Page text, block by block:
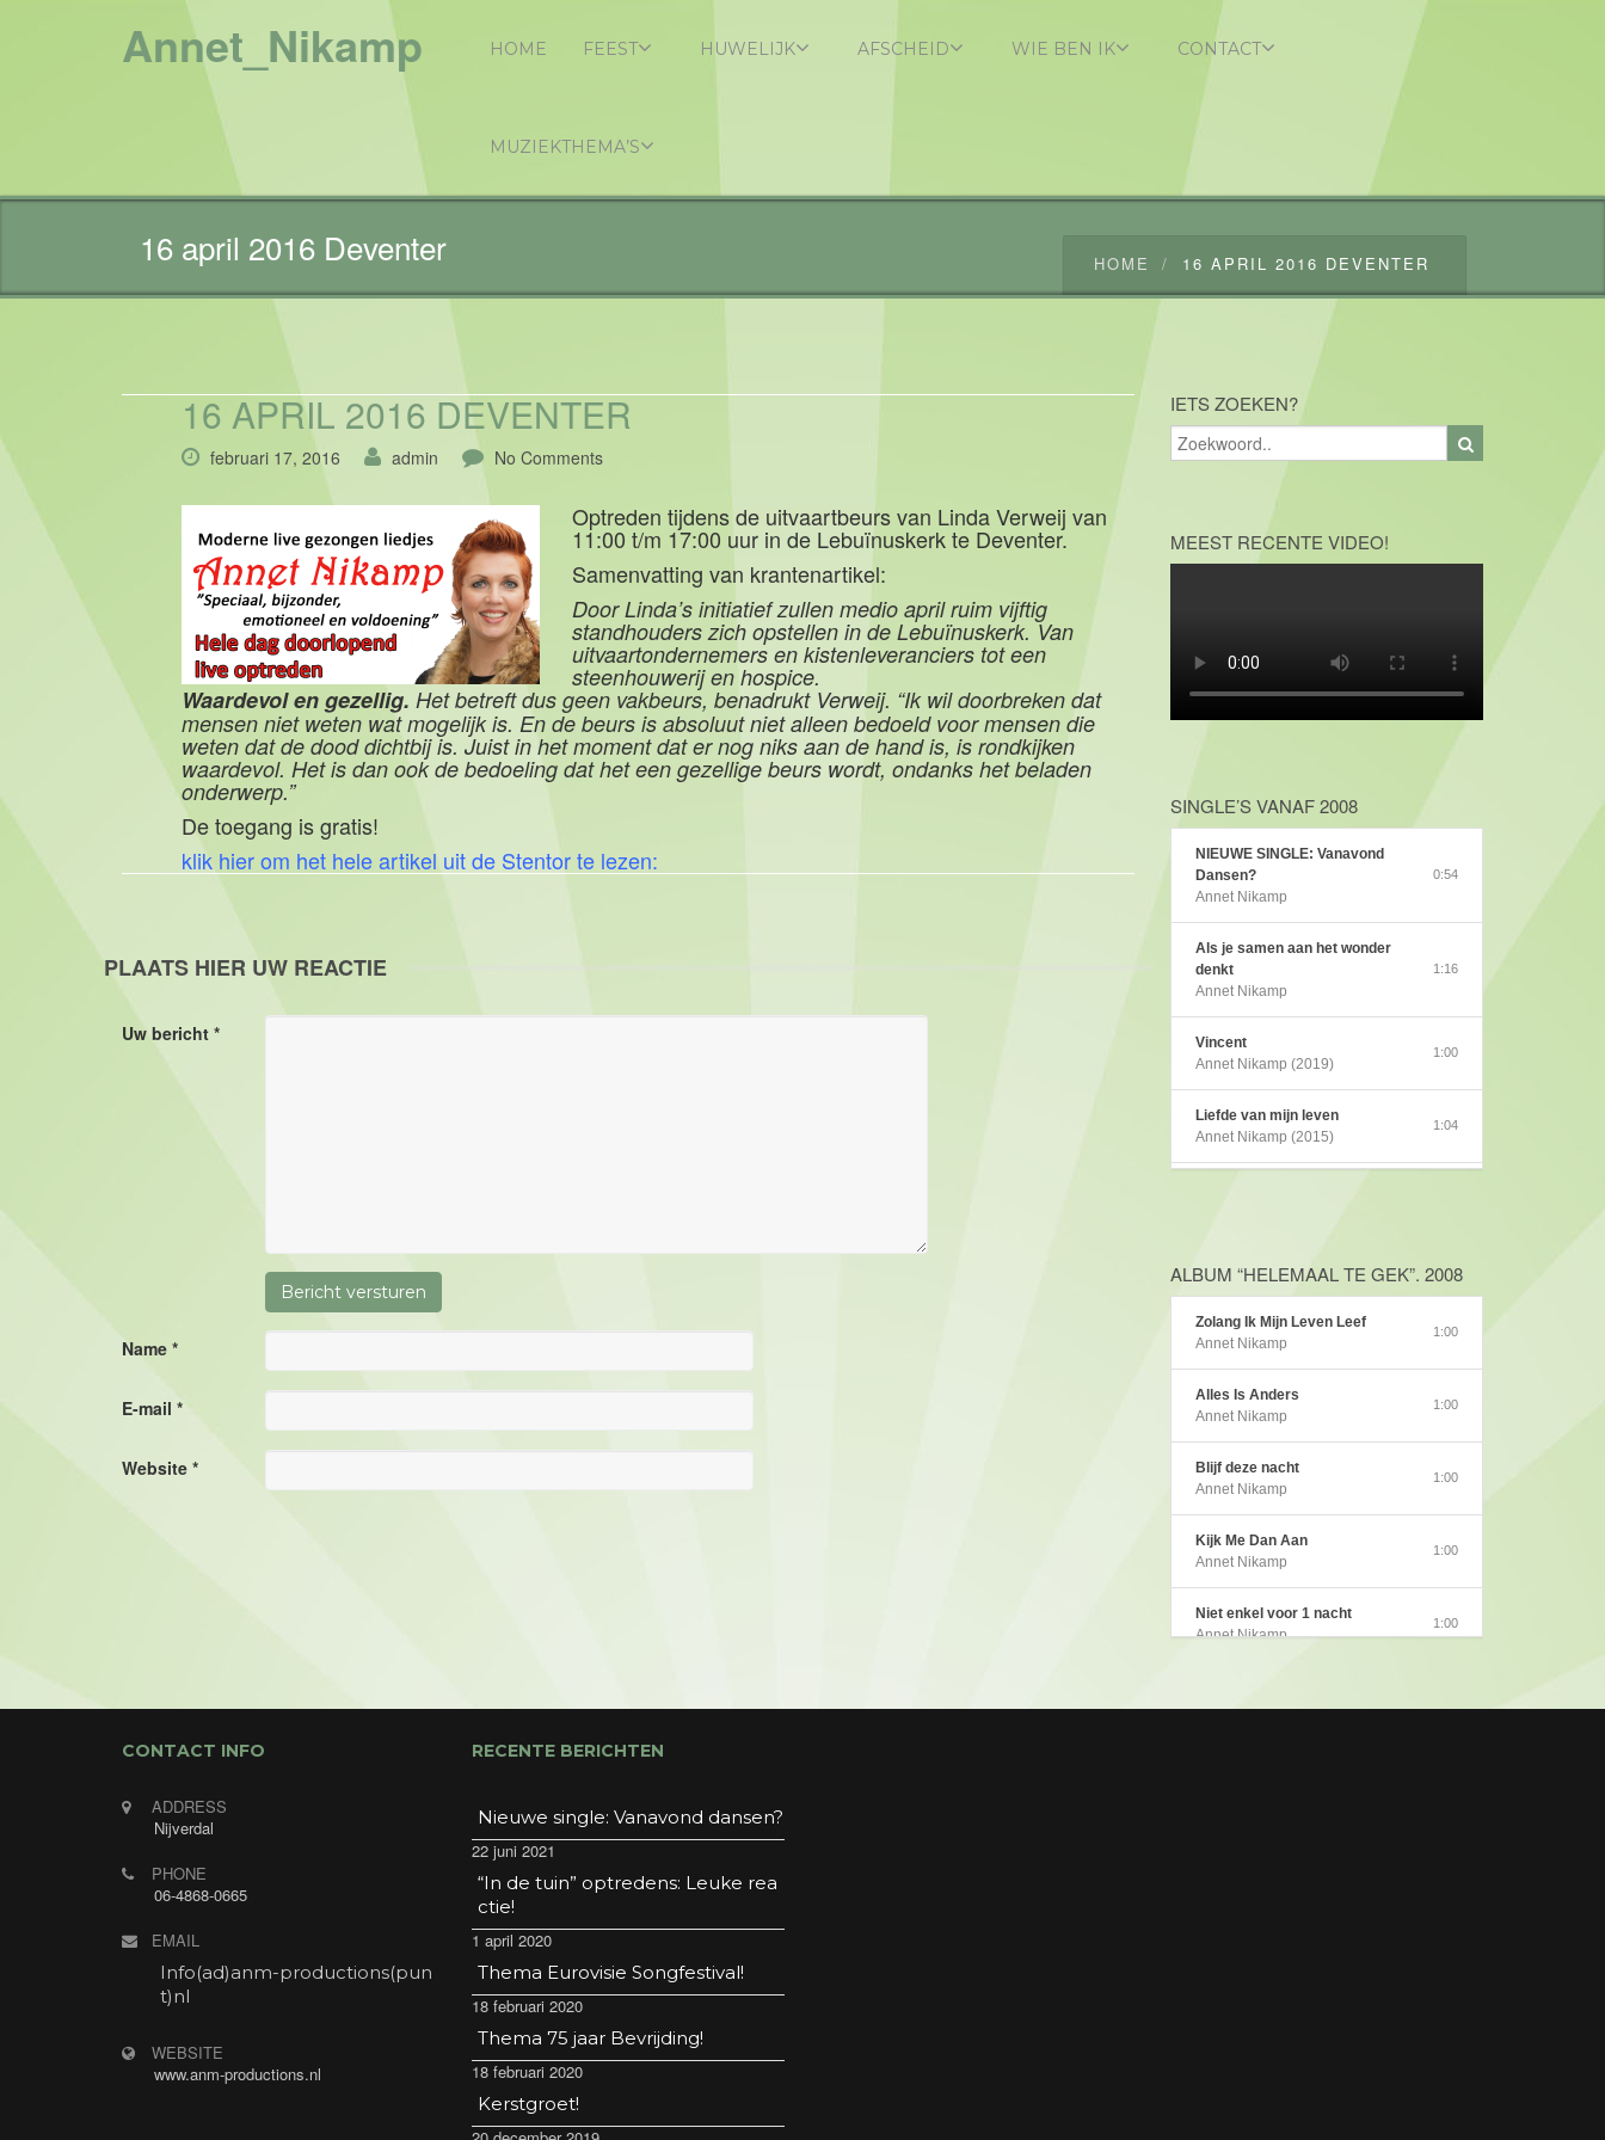
Annet_Nikamp HOME FEEST HUWELIJK AFSCHEID WIE BEN IK CONTACT
MUZIEKTHEMA’S
16 april 2016 Deventer HOME 16 APRIL 2016 DEVENTER
16 APRIL 2016 DEVENTER
februari 17, 2016 admin No Comments
Optreden tijdens de uitvaartbeurs van Linda Verweij van
11:00 t/m 17:00 uur in de Lebuïnuskerk te Deventer.
Samenvatting van krantenartikel:
Door Linda’s initiatief zullen medio april ruim vijftig
standhouders zich opstellen in de Lebuïnuskerk. Van
uitvaartondernemers en kistenleveranciers tot een
steenhouwerij en hospice.
Waardevol en gezellig. Het betreft dus geen vakbeurs, benadrukt Verweij. “Ik wil doorbreken dat
mensen niet weten wat mogelijk is. En de beurs is absoluut niet alleen bedoeld voor mensen die
weten dat de dood dichtbij is. Juist in het moment dat er nog niks aan de hand is, is rondkijken
waardevol. Het is dan ook de bedoeling dat het een gezellige beurs wordt, ondanks het beladen
onderwerp.”
De toegang is gratis!
klik hier om het hele artikel uit de Stentor te lezen:
PLAATS HIER UW REACTIE
Uw bericht *
Name *
E-mail *
Website *
IETS ZOEKEN?
MEEST RECENTE VIDEO!
SINGLE’S VANAF 2008
NIEUWE SINGLE: Vanavond
Dansen?
Annet Nikamp
0:54
Als je samen aan het wonder
denkt
Annet Nikamp
1:16
Vincent
Annet Nikamp (2019)
1:00
Liefde van mijn leven
Annet Nikamp (2015)
1:04
Annet Nikamp (2012)
1:00
Zie mij
Annet Nikamp (2011)
See me
Annet Nikamp (2011)
Steeds opnieuw
Annet Nikamp (2011)
Jong & Eigenwijs
Annet Nikamp (2010)
Dokte Dokter
1:00
1:00
ALBUM “HELEMAAL TE GEK”. 2008
Zolang Ik Mijn Leven Leef
Annet Nikamp
1:00
Alles Is Anders
Annet Nikamp
1:00
Blijf deze nacht
Annet Nikamp
1:00
Kijk Me Dan Aan
Annet Nikamp
1:00
Niet enkel voor 1 nacht
Annet Nikamp
1:00
Annet Nikamp
CONTACT INFO
ADDRESS
Nijverdal
PHONE
06-4868-0665
EMAIL
Info(ad)anm-productions(pun
t)nl
WEBSITE
www.anm-productions.nl
RECENTE BERICHTEN
Nieuwe single: Vanavond dansen?
22 juni 2021
“In de tuin” optredens: Leuke rea
ctie!
1 april 2020
Thema Eurovisie Songfestival!
18 februari 2020
Thema 75 jaar Bevrijding!
18 februari 2020
Kerstgroet!